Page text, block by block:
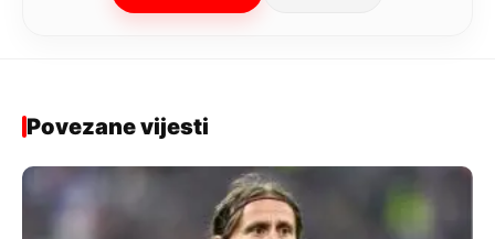
Povezane vijesti